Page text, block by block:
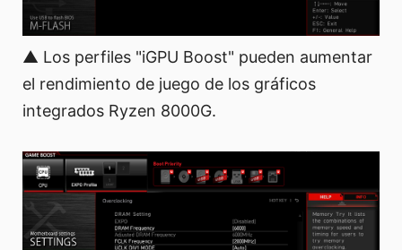
▲ Los perfiles "iGPU Boost" pueden aumentar
el rendimiento de juego de los gráficos
integrados Ryzen 8000G.